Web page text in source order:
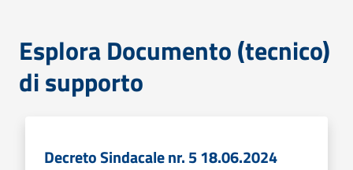
Esplora Documento (tecnico)
di supporto
Decreto Sindacale nr. 5 18.06.2024